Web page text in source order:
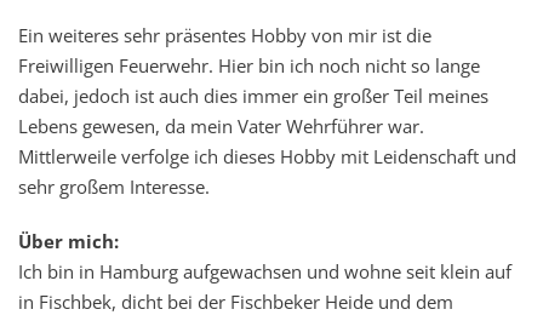
Ein weiteres sehr präsentes Hobby von mir ist die
Freiwilligen Feuerwehr. Hier bin ich noch nicht so lange
dabei, jedoch ist auch dies immer ein großer Teil meines
Lebens gewesen, da mein Vater Wehrführer war.
Mittlerweile verfolge ich dieses Hobby mit Leidenschaft und
sehr großem Interesse.
Über mich:
Ich bin in Hamburg aufgewachsen und wohne seit klein auf
in Fischbek, dicht bei der Fischbeker Heide und dem